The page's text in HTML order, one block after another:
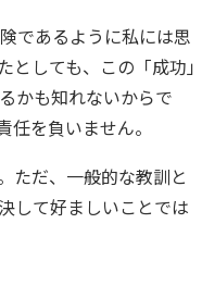
であるように私には思
しても、この「成功」
かも知れないからで
を負いません。
ただ、一般的な教訓と
して好ましいことでは